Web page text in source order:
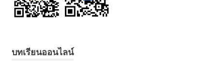
บทเรียนออนไลน์